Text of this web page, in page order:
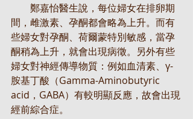
鄭嘉怡醫生說，每位婦女在排卵期
間，雌激素、孕酮都會略為上升。而有
些婦女對孕酮、荷爾蒙特別敏感，當孕
酮稍為上升，就會出現病徵。另外有些
婦女對神經傳導物質：例如血清素、γ-
胺基丁酸（Gamma-Aminobutyric
acid，GABA）有較明顯反應，故會出現
經前綜合症。